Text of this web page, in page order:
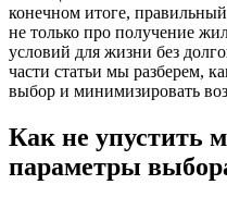
конечном итоге,
не только про получение
условий для жизни без
части статьи мы разберем,
выбор и минимизировать
Как не упустить
параметры